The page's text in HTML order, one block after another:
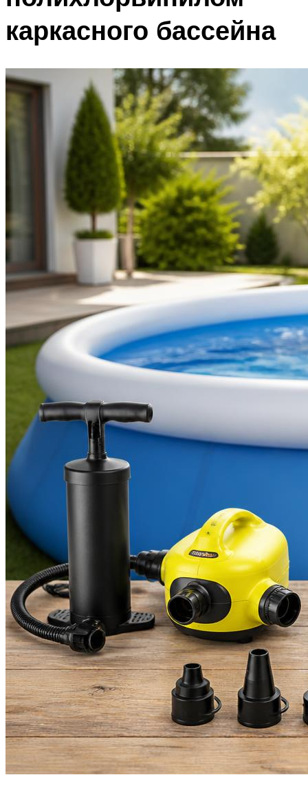
каркасного бассейна